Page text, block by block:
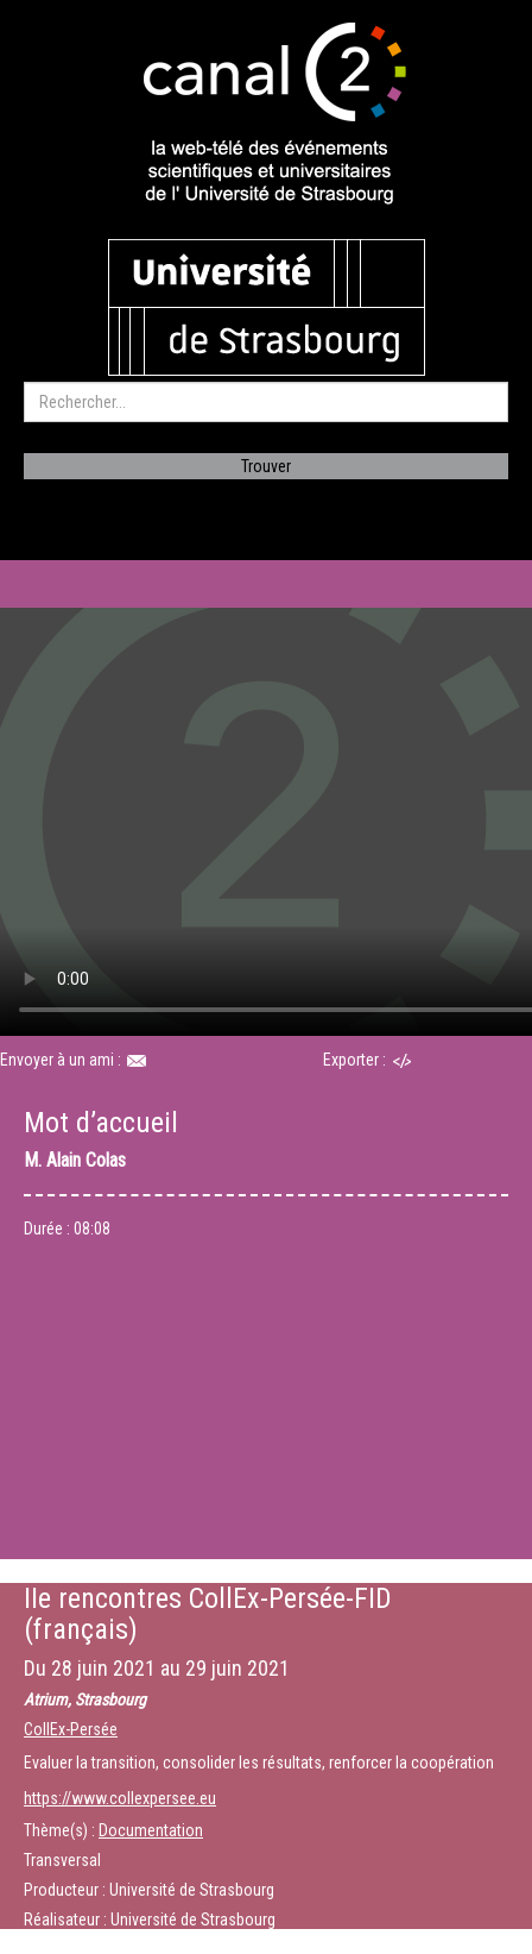
Envoyer à un ami : Exporter :
Mot d’accueil
M. Alain Colas
Durée : 08:08
IIe rencontres CollEx-Persée-FID
(français)
Du 28 juin 2021 au 29 juin 2021
Atrium, Strasbourg
CollEx-Persée
Evaluer la transition, consolider les résultats, renforcer la coopération
https://www.collexpersee.eu
Thème(s) : Documentation
Transversal
Producteur : Université de Strasbourg
Réalisateur : Université de Strasbourg